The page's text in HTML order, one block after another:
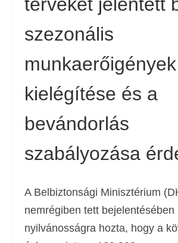
Suomi ( Finn )
Français Francia
Deutsch(Német)
עברית
Italiano( Olasz)
日本語(Japán)
Norsk bokmål(Norvég
Polski(Lengyel)
szezonális
munkaerőigények
kielégítése és a
bevándorlás
szabályozása
A Belbiztonsági Minisztérium
nemrégiben tett bejelentésében
nyilvánosságra hozta, hogy a